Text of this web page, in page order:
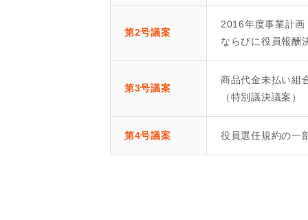
第2号議案
2016年度事業計
ならびに役員報酬
第3号議案
商品代金未払い組
（特別議決議案）
第4号議案 役員選任規約の一